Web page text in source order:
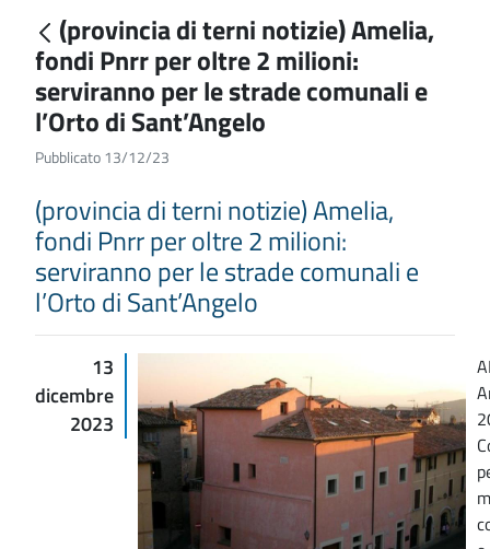
(provincia di terni notizie) Amelia,
fondi Pnrr per oltre 2 milioni:
serviranno per le strade comunali e
l’Orto di Sant’Angelo
Pubblicato 13/12/23
(provincia di terni notizie) Amelia,
fondi Pnrr per oltre 2 milioni:
serviranno per le strade comunali e
l’Orto di Sant’Angelo
13
dicembre
2023